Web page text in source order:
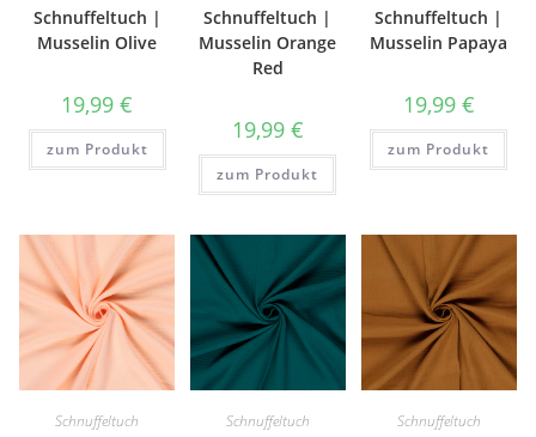
Schnuffeltuch |
Musselin Olive
19,99€
zum Produkt
Schnuffeltuch |
Musselin Orange
Red
19,99 €
zum Produkt
Schnuffeltuch |
Musselin Papaya
19,99 €
zum Produkt
Schnuffeltuch Schnuffeltuch Schnuffeltuch